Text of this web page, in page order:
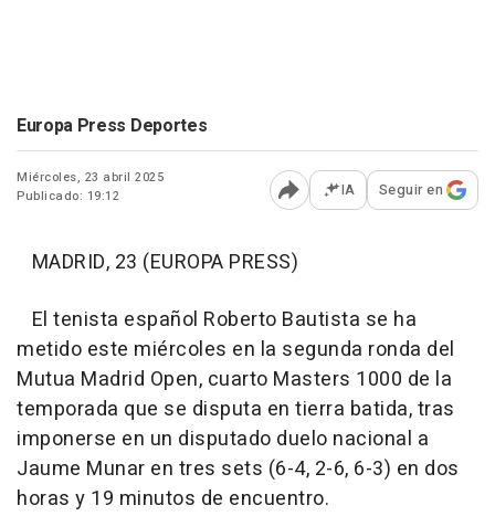
Europa Press Deportes
Miércoles, 23 abril 2025
Publicado: 19:12
Abrir opciones para
IA Seguir en
MADRID, 23 (EUROPA PRESS)
El tenista español Roberto Bautista se ha
metido este miércoles en la segunda ronda del
Mutua Madrid Open, cuarto Masters 1000 de la
temporada que se disputa en tierra batida, tras
imponerse en un disputado duelo nacional a
Jaume Munar en tres sets (6-4, 2-6, 6-3) en dos
horas y 19 minutos de encuentro.